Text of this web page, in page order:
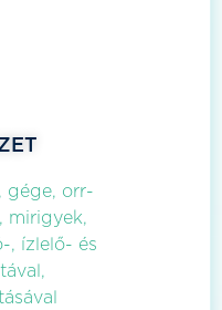
gége, orr-
mirigyek,
, ízlelő- és